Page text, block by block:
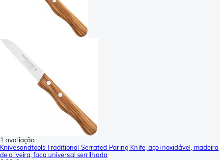
1 avaliação
Knivesandtools Traditional Serrated Paring Knife, aço inoxidável, madeira
de oliveira, faca universal serrilhada